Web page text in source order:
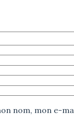
nom, mon e-